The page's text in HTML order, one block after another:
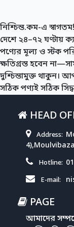
নিশ্চিন্ত.কম-এ
দেশে ২৪–৭২ ঘণ্টায়
পণ্যের মূল্য ও স্টক
ক্ষতিগ্রস্ত হবেন
দুশ্চিন্তামুক্ত থাকুন।
সঠিক পণ্যই সঠিক
HEAD
Address:
Hotline:
E-mail:
PAGE
আমাদের